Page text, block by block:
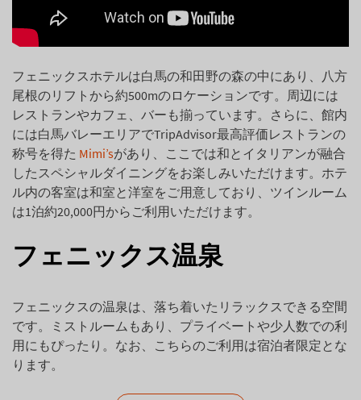
フェニックスホテルは白馬の和田野の森の中にあり、八方
尾根のリフトから約500mのロケーションです。周辺には
レストランやカフェ、バーも揃っています。さらに、館内
には白馬バレーエリアでTripAdvisor最高評価レストランの
称号を得た Mimi’sがあり、ここでは和とイタリアンが融合
したスペシャルダイニングをお楽しみいただけます。ホテ
ル内の客室は和室と洋室をご用意しており、ツインルーム
は1泊約20,000円からご利用いただけます。
フェニックス温泉
フェニックスの温泉は、落ち着いたリラックスできる空間
です。ミストルームもあり、プライベートや少人数での利
用にもぴったり。なお、こちらのご利用は宿泊者限定とな
ります。